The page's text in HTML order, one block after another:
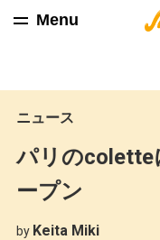
Menu
ニュース
パリのcolette
ープン
by Keita Miki